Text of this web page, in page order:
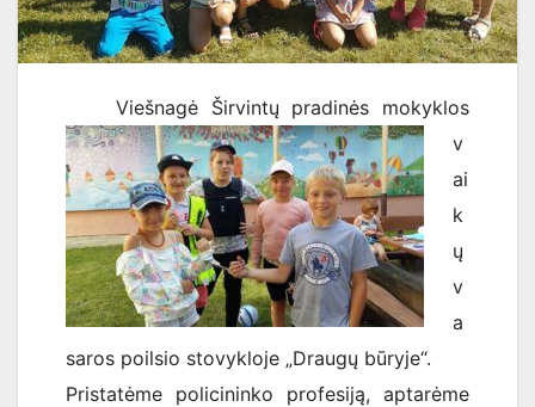
Viešnagė Širvintų pradinės mokyklos
v
ai
k
ų
v
a
saros poilsio stovykloje „Draugų būryje“.
Pristatėme policininko profesiją, aptarėme